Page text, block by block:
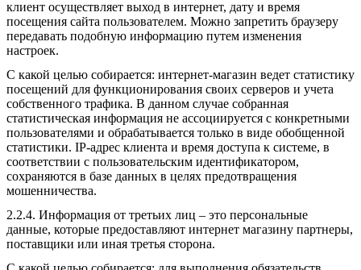
клиент осуществляет выход в интернет, дату и время
посещения сайта пользователем. Можно запретить браузеру
передавать подобную информацию путем изменения
настроек.
С какой целью собирается: интернет-магазин ведет статистику
посещений для функционирования своих серверов и учета
собственного трафика. В данном случае собранная
статистическая информация не ассоциируется с конкретными
пользователями и обрабатывается только в виде обобщенной
статистики. IP-адрес клиента и время доступа к системе, в
соответствии с пользовательским идентификатором,
сохраняются в базе данных в целях предотвращения
мошенничества.
2.2.4. Информация от третьих лиц – это персональные
данные, которые предоставляют интернет магазину партнеры,
поставщики или иная третья сторона.